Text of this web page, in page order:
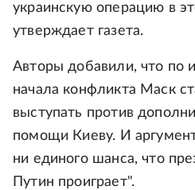
украинскую операцию в
утверждает газета.
Авторы добавили, что по
начала конфликта Маск
выступать против
помощи Киеву. И
ни единого шанса, что
Путин проиграет".